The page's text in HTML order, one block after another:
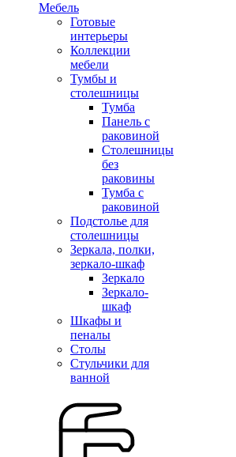
Мебель
Готовые
интерьеры
Коллекции
мебели
Тумбы и
столешницы
Тумба
Панель с
раковиной
Столешницы
без
раковины
Тумба с
раковиной
Подстолье для
столешницы
Зеркала, полки,
зеркало-шкаф
Зеркало
Зеркало-
шкаф
Шкафы и
пеналы
Столы
Стульчики для
ванной